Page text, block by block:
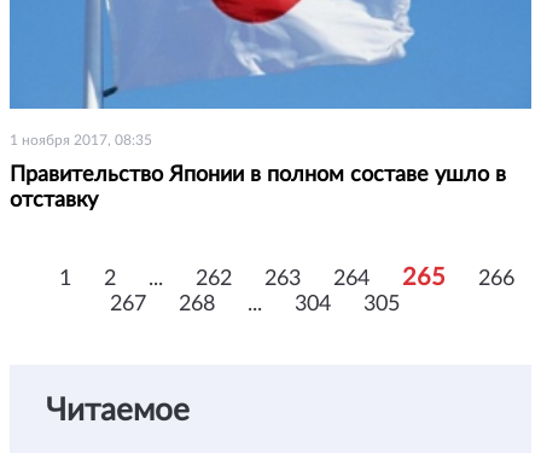
1 ноября 2017, 08:35
Правительство Японии в полном составе ушло в
отставку
1 2 ... 262 263 264 265
266
267
268 ... 304 305
Читаемое